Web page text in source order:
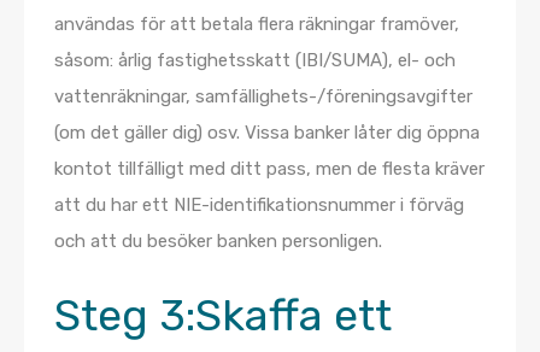
användas för att betala flera räkningar framöver,
såsom: årlig fastighetsskatt (IBI/SUMA), el- och
vattenräkningar, samfällighets-/föreningsavgifter
(om det gäller dig) osv. Vissa banker låter dig öppna
kontot tillfälligt med ditt pass, men de flesta kräver
att du har ett NIE-identifikationsnummer i förväg
och att du besöker banken personligen.
Steg 3:Skaffa ett